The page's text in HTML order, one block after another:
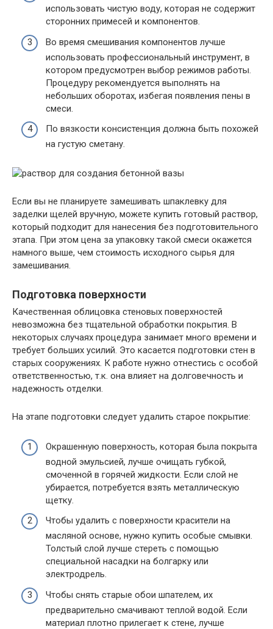
использовать чистую воду, которая не содержит
сторонних примесей и компонентов.
Во время смешивания компонентов лучше
использовать профессиональный инструмент, в
котором предусмотрен выбор режимов работы.
Процедуру рекомендуется выполнять на
небольших оборотах, избегая появления пены в
смеси.
По вязкости консистенция должна быть похожей
на густую сметану.
Если вы не планируете замешивать шпаклевку для
заделки щелей вручную, можете купить готовый раствор,
который подходит для нанесения без подготовительного
этапа. При этом цена за упаковку такой смеси окажется
намного выше, чем стоимость исходного сырья для
замешивания.
Подготовка поверхности
Качественная облицовка стеновых поверхностей
невозможна без тщательной обработки покрытия. В
некоторых случаях процедура занимает много времени и
требует больших усилий. Это касается подготовки стен в
старых сооружениях. К работе нужно отнестись с особой
ответственностью, т.к. она влияет на долговечность и
надежность отделки.
На этапе подготовки следует удалить старое покрытие:
Окрашенную поверхность, которая была покрыта
водной эмульсией, лучше очищать губкой,
смоченной в горячей жидкости. Если слой не
убирается, потребуется взять металлическую
щетку.
Чтобы удалить с поверхности красители на
масляной основе, нужно купить особые смывки.
Толстый слой лучше стереть с помощью
специальной насадки на болгарку или
электродрель.
Чтобы снять старые обои шпателем, их
предварительно смачивают теплой водой. Если
материал плотно прилегает к стене, лучше